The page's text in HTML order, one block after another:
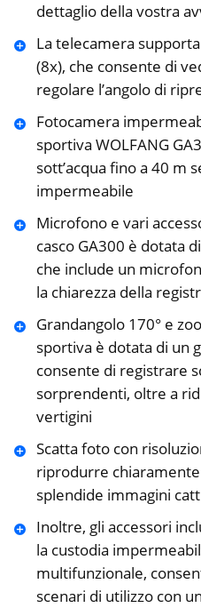
dettaglio della vostra
La telecamera
(8x), che consente di
regolare l’angolo di
Fotocamera
sportiva WOLFANG
sott’acqua fino a 40 m
impermeabile
Microfono e vari
casco GA300 è dotata
che include un
la chiarezza della
Grandangolo 170° e
sportiva è dotata di un
consente di registrare
sorprendenti, oltre a
vertigini
Scatta foto con
riprodurre
splendide immagini
Inoltre, gli accessori
la custodia
multifunzionale,
scenari di utilizzo con